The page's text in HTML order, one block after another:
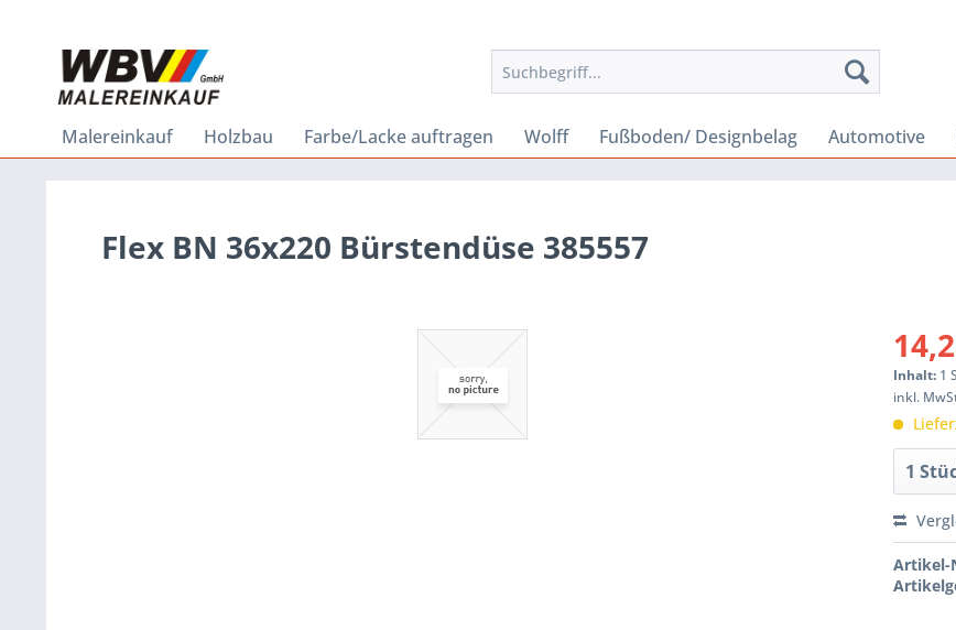
Malereinkauf Holzbau Farbe/Lacke auftragen Wolff Fußboden/ Designbelag Automotive
Flex BN 36x220 Bürstendüse 385557
Inhalt: 1
inkl.
Artikel-